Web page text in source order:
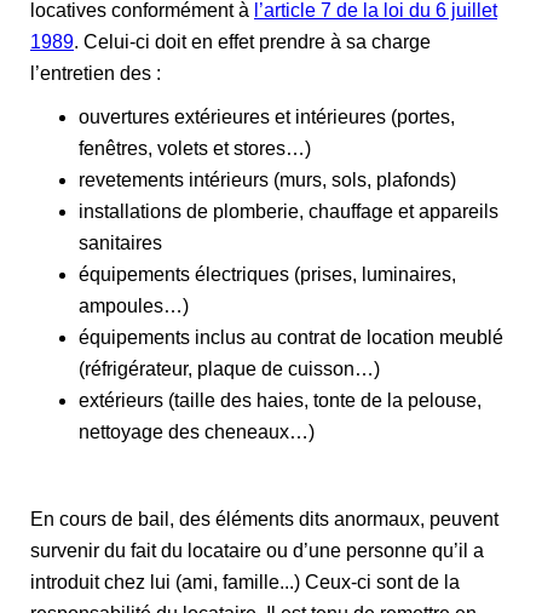
locatives conformément à l’article 7 de la loi du 6 juillet
1989. Celui-ci doit en effet prendre à sa charge
l’entretien des :
ouvertures extérieures et intérieures (portes,
fenêtres, volets et stores…)
revetements intérieurs (murs, sols, plafonds)
installations de plomberie, chauffage et appareils
sanitaires
équipements électriques (prises, luminaires,
ampoules…)
équipements inclus au contrat de location meublé
(réfrigérateur, plaque de cuisson…)
extérieurs (taille des haies, tonte de la pelouse,
nettoyage des cheneaux…)
En cours de bail, des éléments dits anormaux, peuvent
survenir du fait du locataire ou d’une personne qu’il a
introduit chez lui (ami, famille...) Ceux-ci sont de la